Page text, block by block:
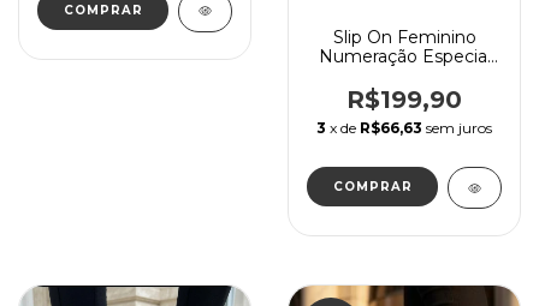
COMPRAR
Slip On Feminino
Numeração Especial
R$199,90
3 x de R$66,63 sem juros
COMPRAR